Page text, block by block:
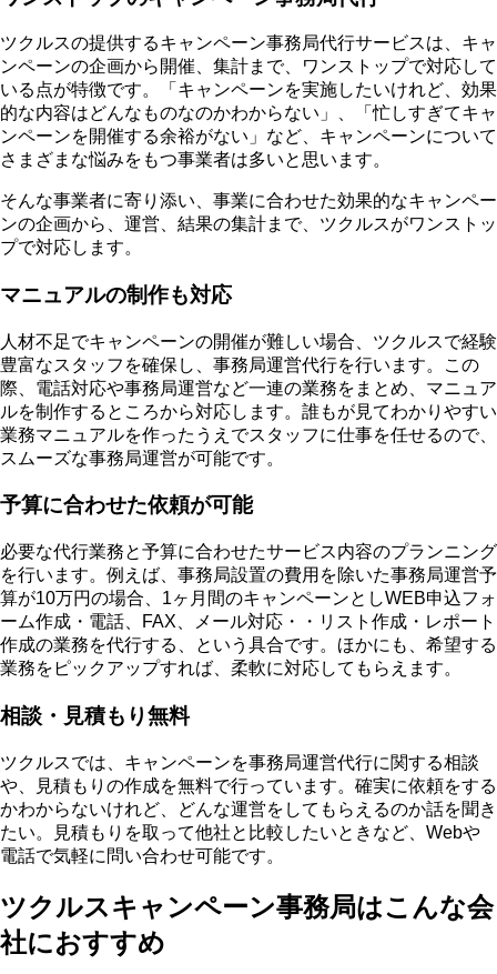
ツクルスの提供するキャンペーン事務局代行サービスは、キャ
ンペーンの企画から開催、集計まで、ワンストップで対応して
いる点が特徴です。「キャンペーンを実施したいけれど、効果
的な内容はどんなものなのかわからない」、「忙しすぎてキャ
ンペーンを開催する余裕がない」など、キャンペーンについて
さまざまな悩みをもつ事業者は多いと思います。
そんな事業者に寄り添い、 事業に合わせた効果的なキャンペー
ンの企画から、運営、結果の集計まで、ツクルスがワンストッ
プで対応します。
マニュアルの制作も対応
人材不足でキャンペーンの開催が難しい場合、ツクルスで経験
豊富なスタッフを確保し、事務局運営代行を行います。この
際、電話対応や事務局運営など一連の業務をまとめ、マニュア
ルを制作するところから対応します。 誰もが見てわかりやすい
業務マニュアルを作ったうえでスタッフに仕事を任せるので、
スムーズな事務局運営が可能です。
予算に合わせた依頼が可能
必要な代行業務と予算に合わせたサービス内容のプランニング
を行います。 例えば、事務局設置の費用を除いた事務局運営予
算が10万円の場合、1ヶ月間のキャンペーンとしWEB申込フォ
ーム作成・電話、FAX、メール対応・・リスト作成・レポート
作成の業務を代行する、という具合です。ほかにも、希望する
業務をピックアップすれば、柔軟に対応してもらえます。
相談・見積もり無料
ツクルスでは、キャンペーンを事務局運営代行に関する相談
や、見積もりの作成を無料で行っています。確実に依頼をする
かわからないけれど、どんな運営をしてもらえるのか話を聞き
たい。見積もりを取って他社と比較したいときなど、Webや
電話で気軽に問い合わせ可能です。
ツクルスキャンペーン事務局はこんな会
社におすすめ